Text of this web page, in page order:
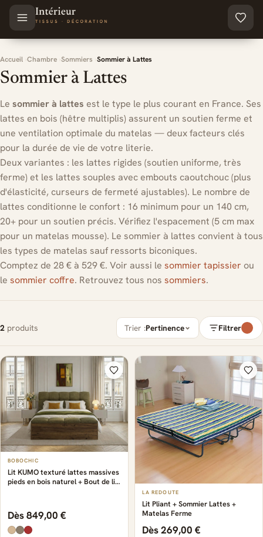
Aller au contenu principal
Accueil Chambre Sommiers Sommier à Lattes
Sommier à Lattes
Le sommier à lattes est le type le plus courant en France. Ses
lattes en bois (hêtre multiplis) assurent un soutien ferme et
une ventilation optimale du matelas — deux facteurs clés
pour la durée de vie de votre literie.
Deux variantes : les lattes rigides (soutien uniforme, très
ferme) et les lattes souples avec embouts caoutchouc (plus
d'élasticité, curseurs de fermeté ajustables). Le nombre de
lattes conditionne le confort : 16 minimum pour un 140 cm,
20+ pour un soutien précis. Vérifiez l'espacement (5 cm max
pour un matelas mousse). Le sommier à lattes convient à tous
les types de matelas sauf ressorts biconiques.
Comptez de 28 € à 529 €. Voir aussi le sommier tapissier ou
le sommier coffre. Retrouvez tous nos sommiers.
2 produits Trier :Pertinence Filtrer
BOBOCHIC
Lit KUMO texturé lattes massives
pieds en bois naturel + Bout de lit
Dès 849,00 €
LA REDOUTE
Lit Pliant + Sommier Lattes +
Matelas Ferme
Dès 269,00 €